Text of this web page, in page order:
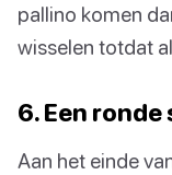
pallino komen
wisselen totdat
6. Een ronde
Aan het einde